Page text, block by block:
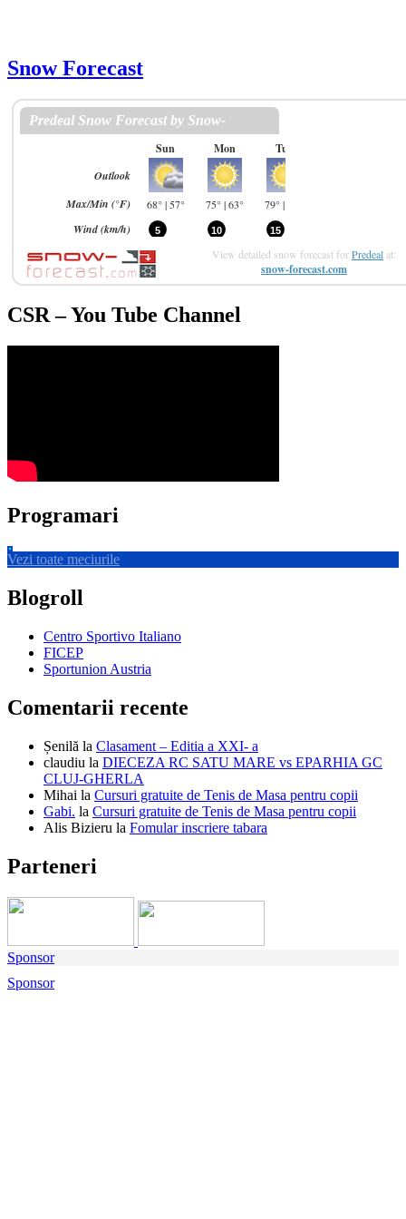
Snow Forecast
View detailed snow forecast forPredeal at:
snow-forecast.com
CSR – You Tube Channel
Programari
Vezi toate meciurile
Blogroll
Centro Sportivo Italiano
FICEP
Sportunion Austria
Comentarii recente
Șenilă la Clasament – Editia a XXI- a
claudiu la DIECEZA RC SATU MARE vs EPARHIA GC
CLUJ-GHERLA
Mihai la Cursuri gratuite de Tenis de Masa pentru copii
Gabi. la Cursuri gratuite de Tenis de Masa pentru copii
Alis Bizieru la Fomular inscriere tabara
Parteneri
Sponsor
Sponsor